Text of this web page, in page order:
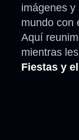
imágenes y
mundo con
Aquí
mientras
Fiestas y